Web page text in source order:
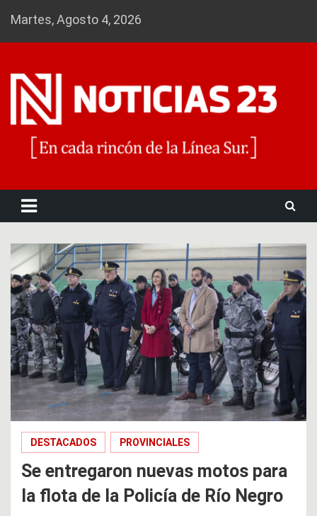
Martes, Agosto 4, 2026
DESTACADOS PROVINCIALES
Se entregaron nuevas motos para
la flota de la Policía de Río Negro